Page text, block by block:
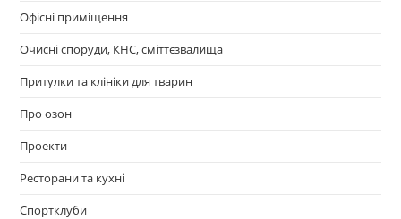
Офісні приміщення
Очисні споруди, КНС, сміттєзвалища
Притулки та клініки для тварин
Про озон
Проекти
Ресторани та кухні
Спортклуби